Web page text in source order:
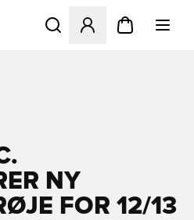
Åbner en Modal til at
NY
FOR 12/13